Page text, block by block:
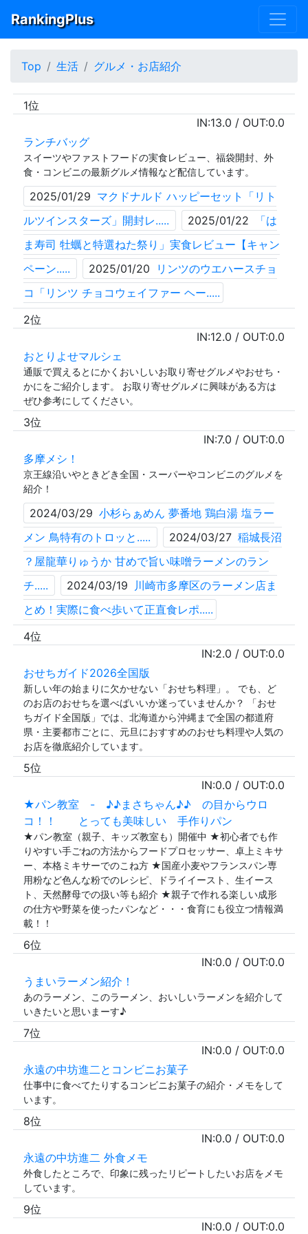
RankingPlus
Top 生活 グルメ・お店紹介
1位
IN:13.0 / OUT:0.0
ランチバッグ
スイーツやファストフードの実食レビュー、福袋開封、外
食・コンビニの最新グルメ情報など配信しています。
2025/01/29 マクドナルド ハッピーセット「リト
ルツインスターズ」開封レ.....
2025/01/22
「は
ま寿司 牡蠣と特選ねた祭り」実食レビュー【キャン
ペーン.....
2025/01/20
リンツのウエハースチョ
コ「リンツ チョコウェイファー ヘー.....
2位
IN:12.0 / OUT:0.0
おとりよせマルシェ
通販で買えるとにかくおいしいお取り寄せグルメやおせち・
かにをご紹介します。 お取り寄せグルメに興味がある方は
ぜひ参考にしてください。
3位
IN:7.0 / OUT:0.0
多摩メシ！
京王線沿いやときどき全国・スーパーやコンビニのグルメを
紹介！
2024/03/29 小杉らぁめん 夢番地 鶏白湯 塩ラー
メン 鳥特有のトロッと.....
2024/03/27 稲城長沼
？屋龍華りゅうか 甘めで旨い味噌ラーメンのラン
チ.....
2024/03/19 川崎市多摩区のラーメン店ま
とめ！実際に食べ歩いて正直食レポ.....
4位
IN:2.0 / OUT:0.0
おせちガイド2026全国版
新しい年の始まりに欠かせない「おせち料理」。 でも、ど
のお店のおせちを選べばいいか迷っていませんか？ 「おせ
ちガイド全国版」では、北海道から沖縄まで全国の都道府
県・主要都市ごとに、元旦におすすめのおせち料理や人気の
お店を徹底紹介しています。
5位
IN:0.0 / OUT:0.0
★パン教室 - ♪♪まさちゃん♪♪ の目からウロ
コ！！ とっても美味しい 手作りパン
★パン教室（親子、キッズ教室も）開催中 ★初心者でも作
りやすい手ごねの方法からフードプロセッサー、卓上ミキサ
ー、本格ミキサーでのこね方 ★国産小麦やフランスパン専
用粉など色んな粉でのレシピ、ドライイースト、生イース
ト、天然酵母での扱い等も紹介 ★親子で作れる楽しい成形
の仕方や野菜を使ったパンなど・・・食育にも役立つ情報満
載！！
6位
IN:0.0 / OUT:0.0
うまいラーメン紹介！
あのラーメン、このラーメン、おいしいラーメンを紹介して
いきたいと思いまーす♪
7位
IN:0.0 / OUT:0.0
永遠の中坊進二とコンビニお菓子
仕事中に食べてたりするコンビニお菓子の紹介・メモをして
います。
8位
IN:0.0 / OUT:0.0
永遠の中坊進二 外食メモ
外食したところで、印象に残ったリピートしたいお店をメモ
しています。
9位
IN:0.0 / OUT:0.0